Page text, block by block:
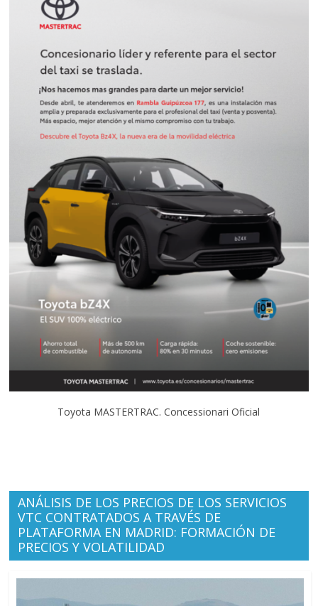
Toyota MASTERTRAC. Concessionari Oficial
ANÁLISIS DE LOS PRECIOS DE LOS SERVICIOS
VTC CONTRATADOS A TRAVÉS DE
PLATAFORMA EN MADRID: FORMACIÓN DE
PRECIOS Y VOLATILIDAD